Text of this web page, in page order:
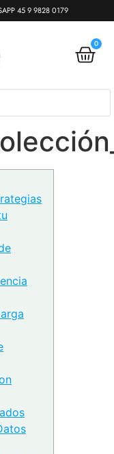
45 9 9828 0179
0